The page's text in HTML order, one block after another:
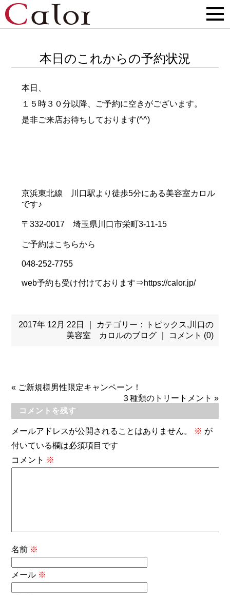
本日のこれからの予約状況
本日、
１５時３０分以降、ご予約に空きがございます。
是非ご来店お待ちしております(^^)
京浜東北線 川口駅より徒歩5分にある美容室カロル
です♪
〒332-0017 埼玉県川口市栄町3-11-15
ご予約はこちらから
048-252-7755
web予約も受け付けております⇒https://calor.jp/
2017年 12月 22日 ｜ カテゴリー： トピックス, 川口の
美容室 カロルのブログ｜ コメント (0)
« ご新規様男性限定キャンペーン！
３種類のトリートメント »
コメントを残す
メールアドレスが公開されることはありません。 ※ が
付いている欄は必須項目です
コメント ※
名前 ※
メール ※